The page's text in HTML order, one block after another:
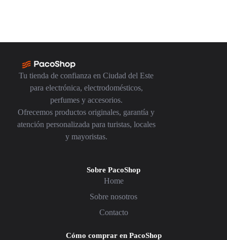
Tu tienda de confianza en Ciudad del Este
para electrónica, electrodomésticos,
perfumes y accesorios.
Ofrecemos productos originales, garantía y
atención personalizada para turistas, locales
y mayoristas.
Sobre PacoShop
Home
Sobre nosotros
Contacto
Cómo comprar en PacoShop